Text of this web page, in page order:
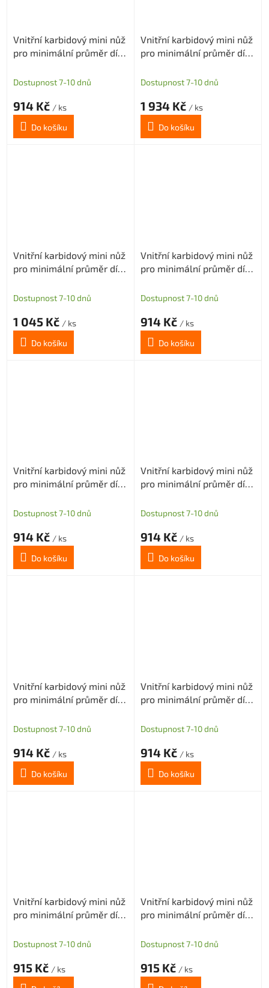
Vnitřní karbidový mini nůž
pro minimální průměr díry
Dostupnost 7-10 dnů
914 Kč / ks
Do košíku
Vnitřní karbidový mini nůž
pro minimální průměr díry
Dostupnost 7-10 dnů
1 934 Kč / ks
Do košíku
Vnitřní karbidový mini nůž
pro minimální průměr díry
Dostupnost 7-10 dnů
1 045 Kč / ks
Do košíku
Vnitřní karbidový mini nůž
pro minimální průměr díry
Dostupnost 7-10 dnů
914 Kč / ks
Do košíku
Vnitřní karbidový mini nůž
pro minimální průměr díry
Dostupnost 7-10 dnů
914 Kč / ks
Do košíku
Vnitřní karbidový mini nůž
pro minimální průměr díry
Dostupnost 7-10 dnů
914 Kč / ks
Do košíku
Vnitřní karbidový mini nůž
pro minimální průměr díry
Dostupnost 7-10 dnů
914 Kč / ks
Do košíku
Vnitřní karbidový mini nůž
pro minimální průměr díry
Dostupnost 7-10 dnů
914 Kč / ks
Do košíku
Vnitřní karbidový mini nůž
pro minimální průměr díry
Dostupnost 7-10 dnů
915 Kč / ks
Vnitřní karbidový mini nůž
pro minimální průměr díry
Dostupnost 7-10 dnů
915 Kč / ks